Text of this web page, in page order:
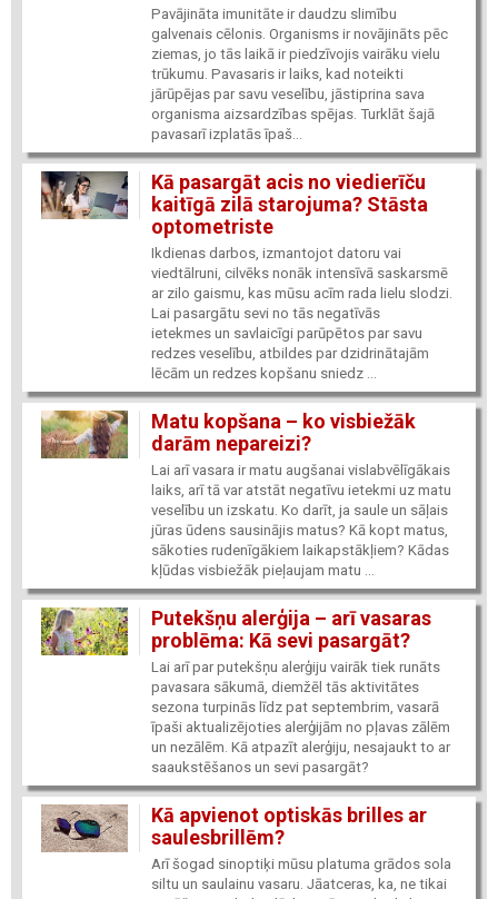
Pavājināta imunitāte ir daudzu slimību
galvenais cēlonis. Organisms ir novājināts pēc
ziemas, jo tās laikā ir piedzīvojis vairāku vielu
trūkumu. Pavasaris ir laiks, kad noteikti
jārūpējas par savu veselību, jāstiprina sava
organisma aizsardzības spējas. Turklāt šajā
pavasarī izplatās īpaš...
Kā pasargāt acis no viedierīču
kaitīgā zilā starojuma? Stāsta
optometriste
Ikdienas darbos, izmantojot datoru vai
viedtālruni, cilvēks nonāk intensīvā saskarsmē
ar zilo gaismu, kas mūsu acīm rada lielu slodzi.
Lai pasargātu sevi no tās negatīvās
ietekmes un savlaicīgi parūpētos par savu
redzes veselību, atbildes par dzidrinātajām
lēcām un redzes kopšanu sniedz ...
Matu kopšana – ko visbiežāk
darām nepareizi?
Lai arī vasara ir matu augšanai vislabvēlīgākais
laiks, arī tā var atstāt negatīvu ietekmi uz matu
veselību un izskatu. Ko darīt, ja saule un sāļais
jūras ūdens sausinājis matus? Kā kopt matus,
sākoties rudenīgākiem laikapstākļiem? Kādas
kļūdas visbiežāk pieļaujam matu ...
Putekšņu alerģija – arī vasaras
problēma: Kā sevi pasargāt?
Lai arī par putekšņu alerģiju vairāk tiek runāts
pavasara sākumā, diemžēl tās aktivitātes
sezona turpinās līdz pat septembrim, vasarā
īpaši aktualizējoties alerģijām no pļavas zālēm
un nezālēm. Kā atpazīt alerģiju, nesajaukt to ar
saaukstēšanos un sevi pasargāt?
Kā apvienot optiskās brilles ar
saulesbrillēm?
Arī šogad sinoptiķi mūsu platuma grādos sola
siltu un saulainu vasaru. Jāatceras, ka, ne tikai